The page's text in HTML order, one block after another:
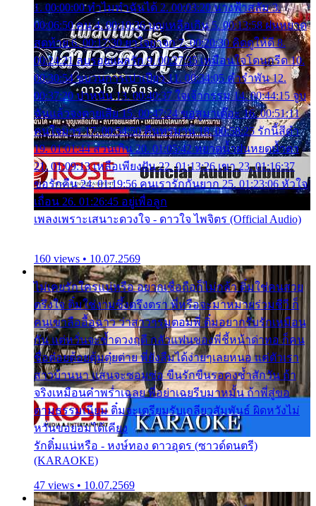
1. 00:00:00 ทำไมทำฉันได้ 2. 00:03:20 นางฟ้าสลัม 3.
00:06:50 คน 4. 00:10:36 บุญเหลือเกิน 5. 00:13:58 ฝนหยาด
สุดท้าย 6. 00:17:30 ยาใจยาจก 7. 00:20:30 คิดดูให้ดี 8.
00:24:21 ลบรอยแผลรัก 9. 00:27:35 เหมือนใจโดนกรีด 10.
00:30:54 ขบวนการเปาเปียว 11. 00:34:05 คำรำพัน 12.
00:37:20 ปาหนัน 13. 00:40:37 ใจเจ้ากรรม 14. 00:44:15 จูบ
ฉันแล้วจงตายเสีย 15. 00:47:24 ขอสูมาเต๊อะ 16. 00:51:11
คนใจมาร 17. 00:54:50 คืนทรมาน 18. 00:58:25 รักนี้สีดำ
19. 01:01:44 ส่วนเกิน 20. 01:05:42 หยาดน้ำฝนหยดน้ำตา
21. 01:09:13 เหลือเพียงฝัน 22. 01:13:26 เขา 23. 01:16:37
ขอรักคืน 24. 01:19:56 คนเรารักกันยาก 25. 01:23:06 หัวใจ
เถื่อน 26. 01:26:45 อยู่เพื่อลูก
เพลงเพราะเสนาะดวงใจ - ดาวใจ ไพจิตร (Official Audio)
160 views • 10.07.2569
ไม่เคยรักใครแน่หรือ อยากเชื่อถือก็ไม่กล้า ติ๋มใช่คนสวย
ตรึงใจ ติ๋มใช่งามซึ้งตรึงตรา พี่หรือจะมาหมายร่วมชีวี ก็
คนเขาลืออื้อฉาว ว่าสาวๆรุมตอมพี่ ติ๋มอยากรับรักเหมือน
กัน แต่หวั่นจะช้ำดวงฤดี กลัวแฟนของพี่ชี้หน้าด่าทอ ก็คน
ชื่อต๋อยต้อยตุ้มตุ๋ยต่าย พี่ยังลืมได้ง่ายๆเลยหนอ แค่ตัวเรา
สาวบ้านนา แสนจะซอมซ่อ ขืนรักขืนรอคงช้ำสักวัน ถ้า
จริงเหมือนคำพร่ำเฉลย พี่อย่าเฉยรีบมาหมั้น ถ้าพี่สู่ขอ
ตามธรรมเนียม ติ๋มจะเตรียมรับเกลียวสัมพันธ์ ผิดหวังไม่
หวั่นขอยอมได้เคียง
รักติ๋มแน่หรือ - หงษ์ทอง ดาวอุดร (ซาวด์ดนตรี)
(KARAOKE)
47 views • 10.07.2569